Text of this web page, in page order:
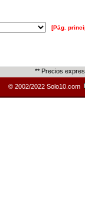
[Pág.
** Precios
© 2002/2022 Solo10.com